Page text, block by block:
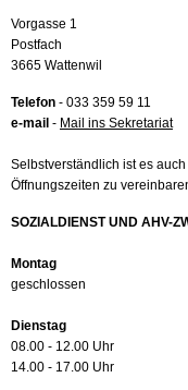
Vorgasse 1
Postfach
3665 Wattenwil
Telefon - 033 359 59 11
e-mail - Mail ins Sekretariat
Selbstverständlich ist es
Öffnungszeiten zu
SOZIALDIENST UND AHV-
Montag
geschlossen
Dienstag
08.00 - 12.00 Uhr
14.00 - 17.00 Uhr